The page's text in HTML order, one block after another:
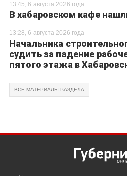
13:45, 6 августа 2026 года
В хабаровском кафе
13:28, 6 августа 2026 года
Начальника
судить за падение
пятого этажа в
ВСЕ МАТЕРИАЛЫ РАЗДЕЛА